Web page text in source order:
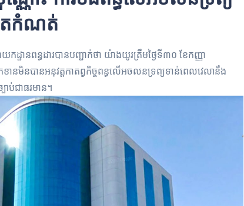
តកំណត់
ានពន្ធដារបានបញ្ជាក់ថា យ៉ាងយូរត្រឹមថ្ងៃទី៣០ ខែកញ្ញា
នមិនបានអនុវត្តកាតព្វកិច្ចពន្ធលើអចលនទ្រព្យទាន់ពេលវេលានឹង
ប់ជាធរមាន។